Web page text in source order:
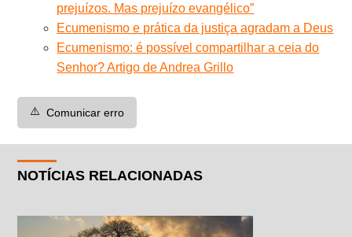
prejuízos. Mas prejuízo evangélico”
Ecumenismo e prática da justiça agradam a Deus
Ecumenismo: é possível compartilhar a ceia do
Senhor? Artigo de Andrea Grillo
⚠️ Comunicar erro
NOTÍCIAS RELACIONADAS